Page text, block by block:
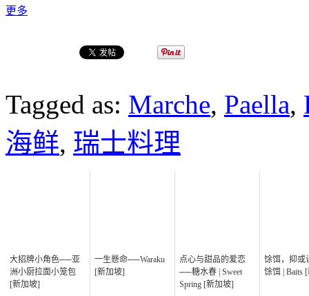
更多
Tagged as: Marche, Paella,
海鲜, 瑞士料理
大招牌小角色──亚
洲小厨拉面小笼包
[新加坡]
一生懸命──Waraku
[新加坡]
点心与甜品的爱恋
──糖水春 | Sweet
Spring [新加坡]
馀饵，抑
馀饵 | Baits